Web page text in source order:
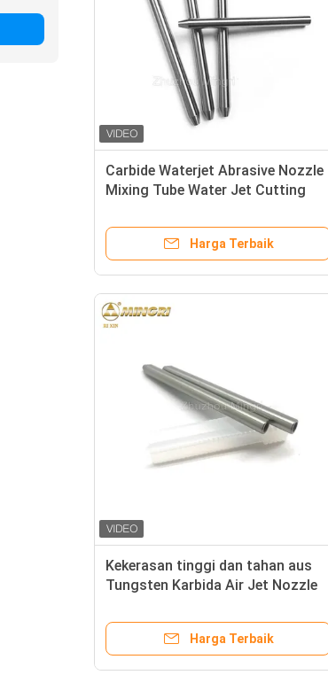
Carbide Waterjet Abrasive Nozzle
Mixing Tube Water Jet Cutting
Harga Terbaik
Kekerasan tinggi dan tahan aus
Tungsten Karbida Air Jet Nozzle
Harga Terbaik